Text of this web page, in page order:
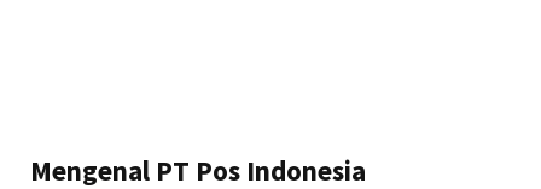
Mengenal PT Pos Indonesia